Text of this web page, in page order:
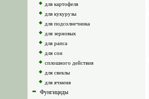
для картофеля
для кукурузы
для подсолнечника
для зерновых
для рапса
для сои
сплошного действия
для свеклы
для ячменя
Фунгициды